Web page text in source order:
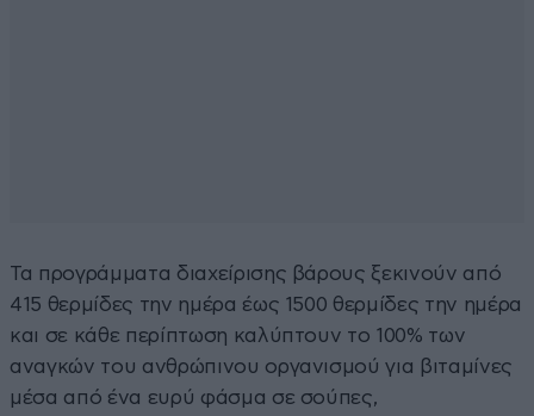
Τα προγράμματα διαχείρισης βάρους ξεκινούν από
415 θερμίδες την ημέρα έως 1500 θερμίδες την ημέρα
και σε κάθε περίπτωση καλύπτουν το 100% των
αναγκών του ανθρώπινου οργανισμού για βιταμίνες
μέσα από ένα ευρύ φάσμα σε σούπες,